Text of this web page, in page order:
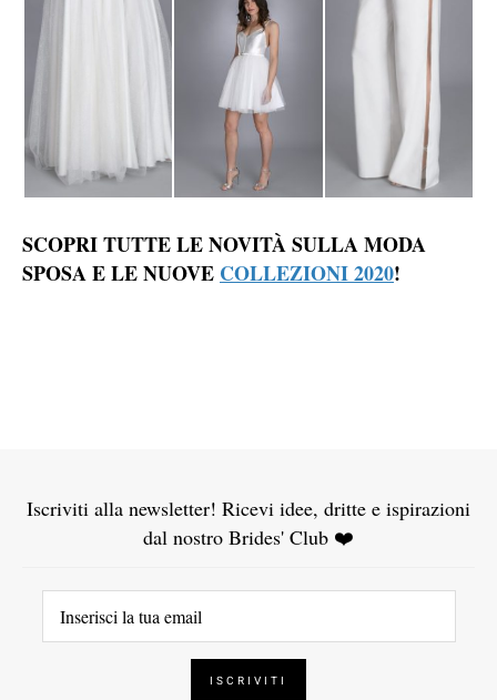
SCOPRI TUTTE LE NOVITÀ SULLA MODA
SPOSA E LE NUOVE COLLEZIONI 2020!
Iscriviti alla newsletter! Ricevi idee, dritte e ispirazioni
dal nostro Brides' Club ❤️